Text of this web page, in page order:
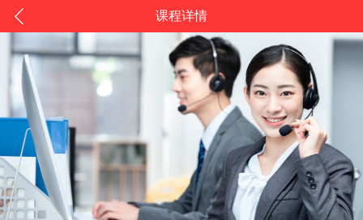
课程详情